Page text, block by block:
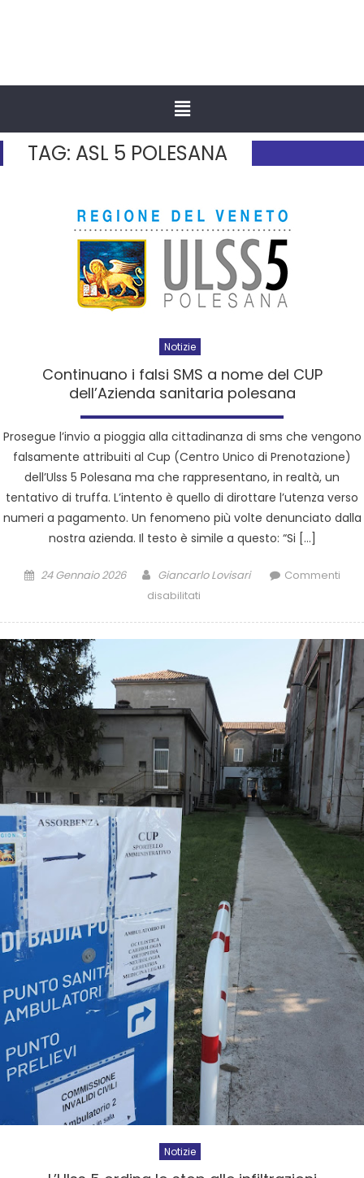
TAG: ASL 5 POLESANA
Notizie
Continuano i falsi SMS a nome del CUP
dell’Azienda sanitaria polesana
Prosegue l’invio a pioggia alla cittadinanza di sms che vengono
falsamente attribuiti al Cup (Centro Unico di Prenotazione)
dell’Ulss 5 Polesana ma che rappresentano, in realtà, un
tentativo di truffa. L’intento è quello di dirottare l’utenza verso
numeri a pagamento. Un fenomeno più volte denunciato dalla
nostra azienda. Il testo è simile a questo: “Si […]
24 Gennaio 2026 Giancarlo Lovisari
Commenti
disabilitati
Notizie